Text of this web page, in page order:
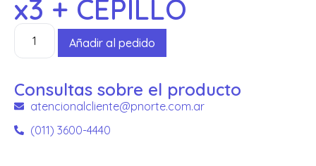
x3 + CEPILLO
Añadir al pedido
Consultas sobre el producto
atencionalcliente@pnorte.com.ar
(011) 3600-4440